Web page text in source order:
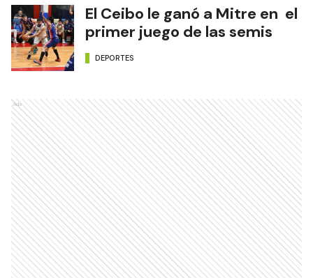
El Ceibo le ganó a Mitre en el
primer juego de las semis
DEPORTES
Ads